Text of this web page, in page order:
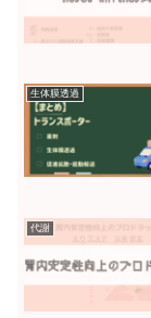
生体膜透過
代謝